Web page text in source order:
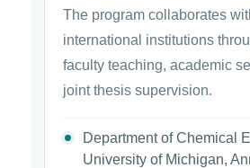
The program collaborates
international institutions
faculty teaching, academic
joint thesis supervision.
Department of Chemical
University of Michigan,